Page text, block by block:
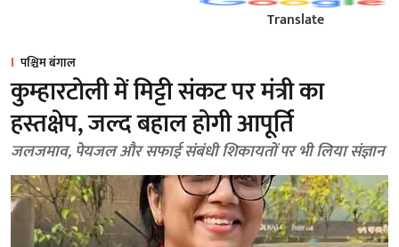
Translate
पश्चिम बंगाल
कुम्हारटोली में मिट्टी संकट पर मंत्री का
हस्तक्षेप, जल्द बहाल होगी आपूर्ति
जलजमाव, पेयजल और सफाई संबंधी शिकायतों पर भी लिया संज्ञान